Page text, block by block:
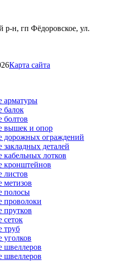
р-н, гп Фёдоровское, ул.
Карта сайта
арматуры
балок
болтов
вышек и опор
дорожных ограждений
закладных деталей
кабельных лотков
кронштейнов
листов
метизов
полосы
проволоки
прутков
сеток
труб
уголков
швеллеров
швеллеров